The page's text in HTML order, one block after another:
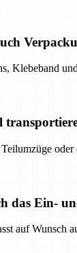
Klebeband
das Ein-
auf Wunsch